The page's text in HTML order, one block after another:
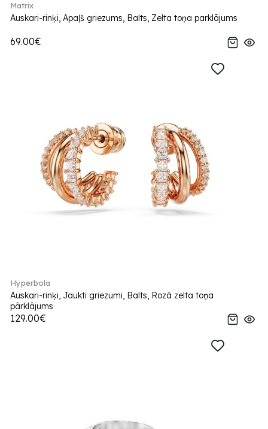
Matrix
Auskari-rinķi, Apaļš griezums, Balts, Zelta toņa parklājums
69.00€
Hyperbola
Auskari-rinķi, Jaukti griezumi, Balts, Rozā zelta toņa
pārklājums
129.00€